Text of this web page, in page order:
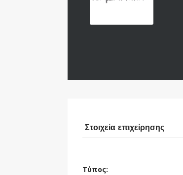
Στοιχεία επιχείρησης
Τύπος: